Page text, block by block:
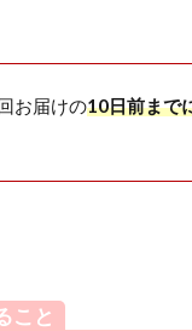
お届けの10日前まで
こと